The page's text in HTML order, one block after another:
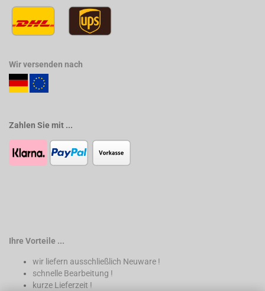
Wir versenden nach
Zahlen Sie mit ...
Ihre Vorteile ...
wir liefern ausschließlich Neuware !
schnelle Bearbeitung !
kurze Lieferzeit !